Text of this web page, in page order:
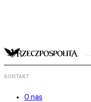
KONTAKT
O nas